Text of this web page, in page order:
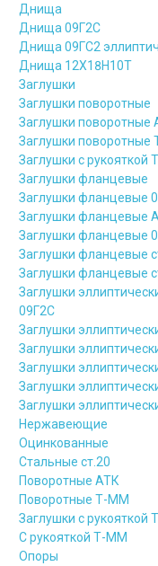
Днища
Днища 09Г2С
Днища 09ГС2
Днища 12Х18Н10Т
Заглушки
Заглушки поворотные
Заглушки поворотные
Заглушки
Заглушки с
Заглушки фланцевые
Заглушки фланцевые
Заглушки фланцевые
Заглушки фланцевые
Заглушки фланцевые
Заглушки фланцевые
Заглушки
09Г2С
Заглушки
Заглушки
Заглушки
Заглушки
Заглушки
Нержавеющие
Оцинкованные
Стальные ст.20
Поворотные АТК
Поворотные Т-ММ
Заглушки с
С рукояткой Т-ММ
Опоры